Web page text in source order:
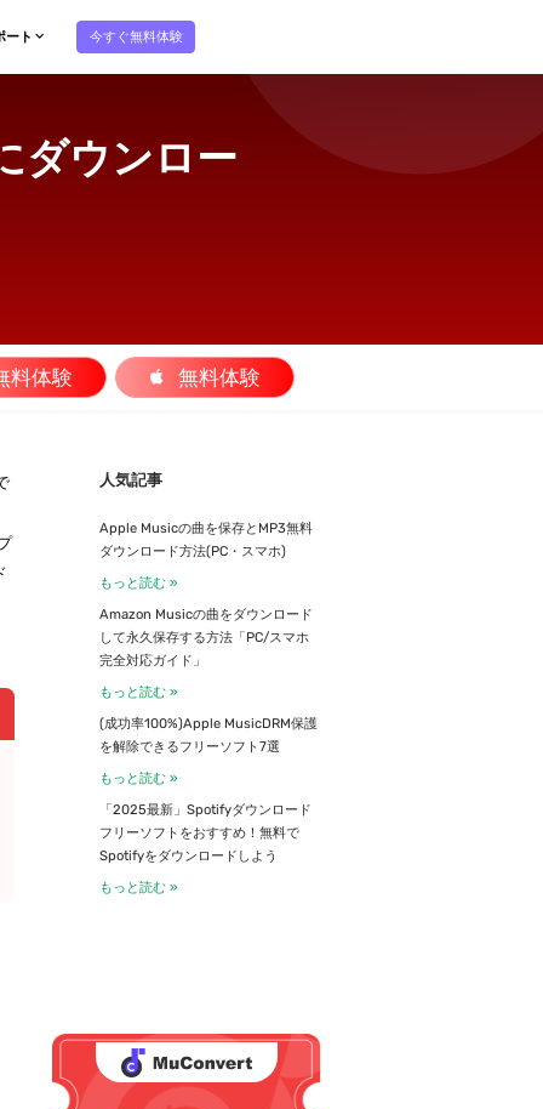
ート 今すぐ無料体験
ダウンロー
料体験 無料体験
人気記事
Apple Musicの曲を保存とMP3無料
ダウンロード方法(PC・スマホ)
もっと読む »
Amazon Musicの曲をダウンロード
して永久保存する方法「PC/スマホ
完全対応ガイド」
もっと読む »
(成功率100%)Apple MusicDRM保護
を解除できるフリーソフト7選
もっと読む »
「2025最新」Spotifyダウンロード
フリーソフトをおすすめ！無料で
Spotifyをダウンロードしよう
もっと読む »